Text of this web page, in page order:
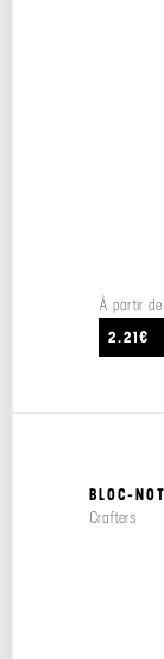
À partir de
2.21€
BLOC-
Crafters